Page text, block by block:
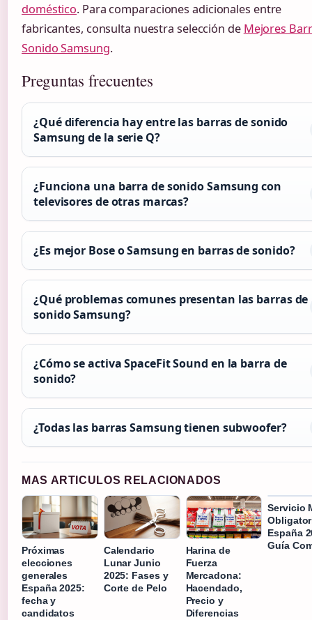
doméstico. Para comparaciones adicionales entre
fabricantes, consulta nuestra selección de Mejores
Sonido Samsung.
Preguntas frecuentes
¿Qué diferencia hay entre las barras de sonido
Samsung de la serie Q?
¿Funciona una barra de sonido Samsung con
televisores de otras marcas?
¿Es mejor Bose o Samsung en barras de sonido?
¿Qué problemas comunes presentan las barras de
sonido Samsung?
¿Cómo se activa SpaceFit Sound en la barra de
sonido?
¿Todas las barras Samsung tienen subwoofer?
MAS ARTICULOS RELACIONADOS
Próximas
elecciones
generales
España 2025:
fecha y
candidatos
Calendario
Lunar Junio
2025: Fases y
Corte de Pelo
Harina de
Fuerza
Mercadona:
Hacendado,
Precio y
Diferencias
Servicio
España
Guía